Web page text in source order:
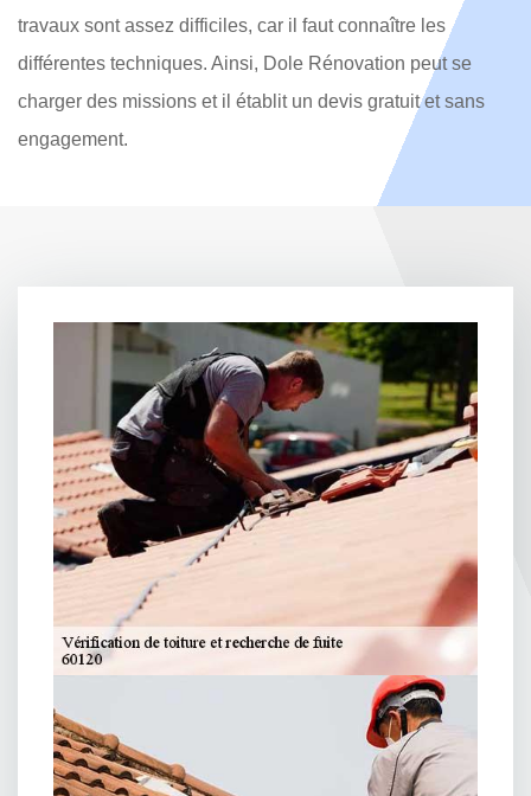
travaux sont assez difficiles, car il faut connaître les
différentes techniques. Ainsi, Dole Rénovation peut se
charger des missions et il établit un devis gratuit et sans
engagement.